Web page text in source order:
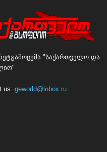
"საქართველო და
us: geworld@inbox.ru